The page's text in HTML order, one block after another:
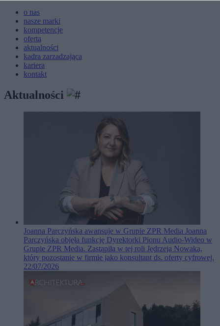
o nas
nasze marki
kompetencje
oferta
aktualności
kadra zarzadzająca
kariera
kontakt
Aktualności
Joanna Parczyńska awansuje w Grupie ZPR Media Joanna
Parczyńska objęła funkcję Dyrektorki Pionu Audio-Wideo w
Grupie ZPR Media. Zastąpiła w tej roli Jędrzeja Nowaka,
który pozostanie w firmie jako konsultant ds. oferty cyfrowej.
22/07/2026